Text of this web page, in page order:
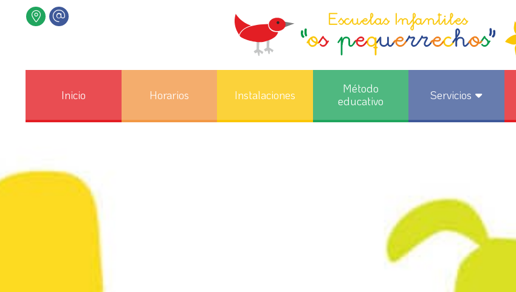
Inicio Horarios Instalaciones
Método
educativo
Servicios